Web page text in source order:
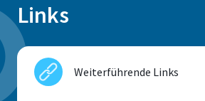
Links
Weiterführende Links